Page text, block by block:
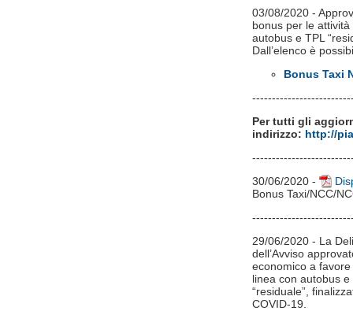
03/08/2020 -
bonus per le
autobus e TPL
Dall’elenco è
Bonus Taxi
Per tutti gli
indirizzo: http://
30/06/2020 -
Bonus Taxi/NCC/
29/06/2020 - La
dell’Avviso
economico a
linea con autobus
“residuale”,
COVID-19.